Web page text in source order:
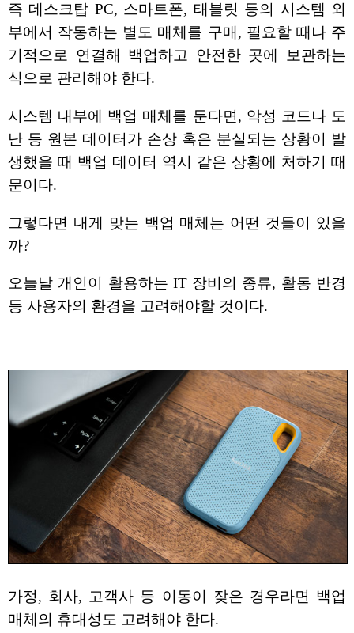
즉 데스크탑 PC, 스마트폰, 태블릿 등의 시스템 외
부에서 작동하는 별도 매체를 구매, 필요할 때나 주
기적으로 연결해 백업하고 안전한 곳에 보관하는
식으로 관리해야 한다.
시스템 내부에 백업 매체를 둔다면, 악성 코드나 도
난 등 원본 데이터가 손상 혹은 분실되는 상황이 발
생했을 때 백업 데이터 역시 같은 상황에 처하기 때
문이다.
그렇다면 내게 맞는 백업 매체는 어떤 것들이 있을
까?
오늘날 개인이 활용하는 IT 장비의 종류, 활동 반경
등 사용자의 환경을 고려해야할 것이다.
가정, 회사, 고객사 등 이동이 잦은 경우라면 백업
매체의 휴대성도 고려해야 한다.